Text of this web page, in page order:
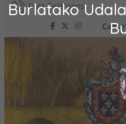
Burlatako
Ir al contenidoGuía Teléfonos
facebook
twitter